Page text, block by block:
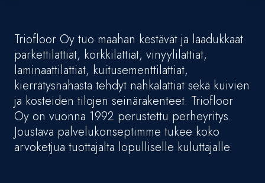
Triofloor Oy tuo maahan kestävät ja laadukkaat
parkettilattiat, korkkilattiat, vinyylilattiat,
laminaattilattiat, kuitusementtilattiat,
kierrätysnahasta tehdyt nahkalattiat sekä kuivien
ja kosteiden tilojen seinärakenteet. Triofloor
Oy on vuonna 1992 perustettu perheyritys.
Joustava palvelukonseptimme tukee koko
arvoketjua tuottajalta lopulliselle kuluttajalle.